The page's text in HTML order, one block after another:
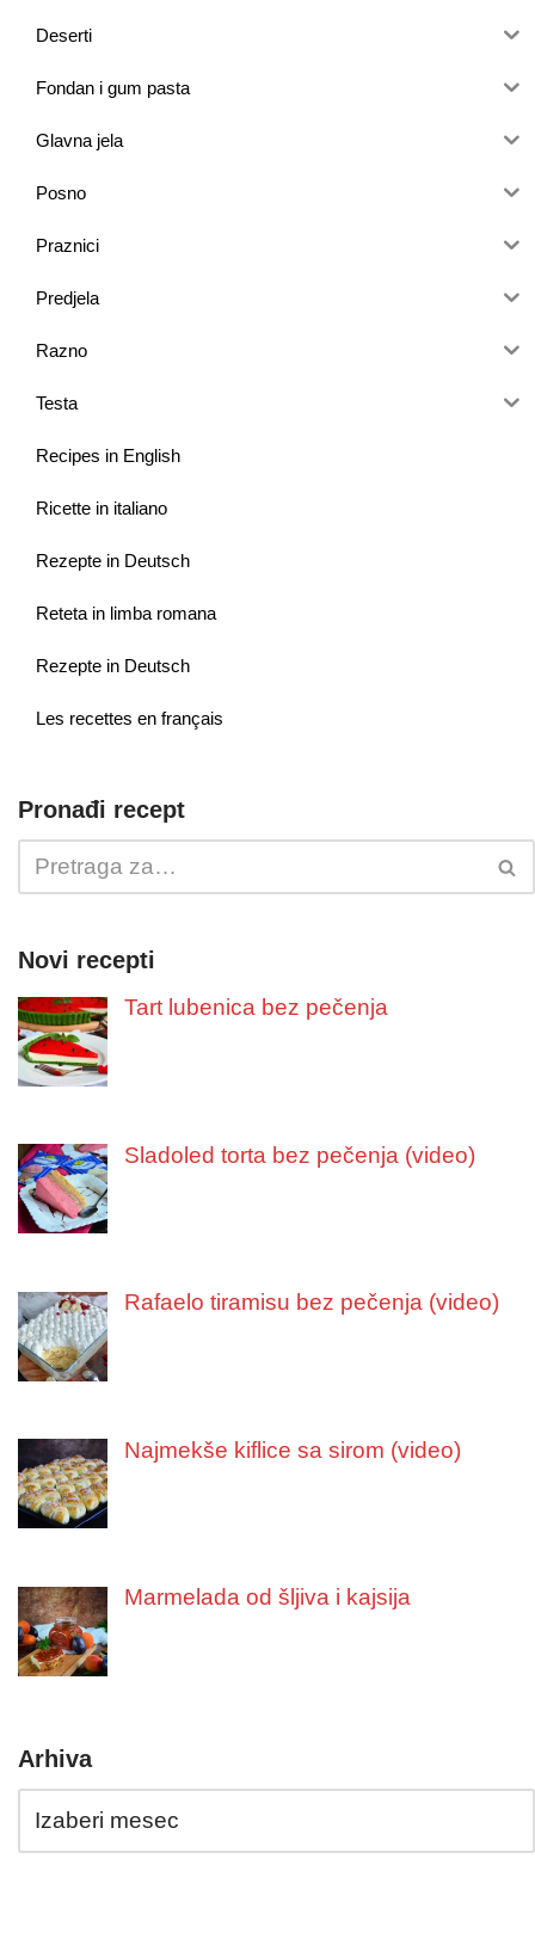
Deserti
Fondan i gum pasta
Glavna jela
Posno
Praznici
Predjela
Razno
Testa
Recipes in English
Ricette in italiano
Rezepte in Deutsch
Reteta in limba romana
Rezepte in Deutsch
Les recettes en français
Pronađi recept
Novi recepti
Tart lubenica bez pečenja
Sladoled torta bez pečenja (video)
Rafaelo tiramisu bez pečenja (video)
Najmekše kiflice sa sirom (video)
Marmelada od šljiva i kajsija
Arhiva